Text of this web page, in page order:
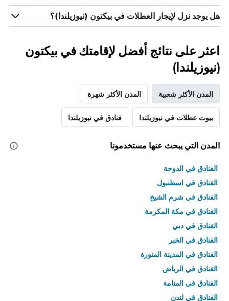
هل يوجد نزل لإيجار العطلات في بيكتون (نيوزيلندا)؟
اعثر على نتائج أفضل لإقامتك في بيكتون
(نيوزيلندا)
المدن الأكثر شعبية المدن الأكثر شهرة
بيوت عطلات في نيوزيلندا فنادق في نيوزيلندا
المدن التي يبحث عنها مستخدمونا
الفنادق في الدوحة
الفنادق في اسطنبول
الفنادق في شرم الشيخ
الفنادق في مكة المكرمة
الفنادق في دبي
الفنادق في الخبر
الفنادق في المدينة المنورة
الفنادق في الرياض
الفنادق في المنامة
الفنادق في لندن